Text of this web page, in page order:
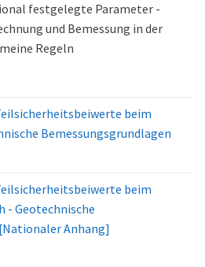
festgelegte Parameter -
und Bemessung in der
Regeln
beim
Bemessungsgrundlagen
beim
- Geotechnische
Anhang]